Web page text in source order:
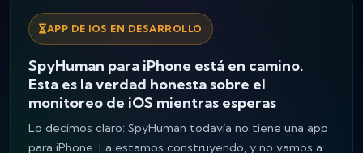
APP DE IOS EN DESARROLLO
SpyHuman para iPhone está en camino.
Esta es la verdad honesta sobre el
monitoreo de iOS mientras esperas
Lo decimos claro: SpyHuman todavía no tiene una app
para iPhone. La estamos construyendo, y no vamos a